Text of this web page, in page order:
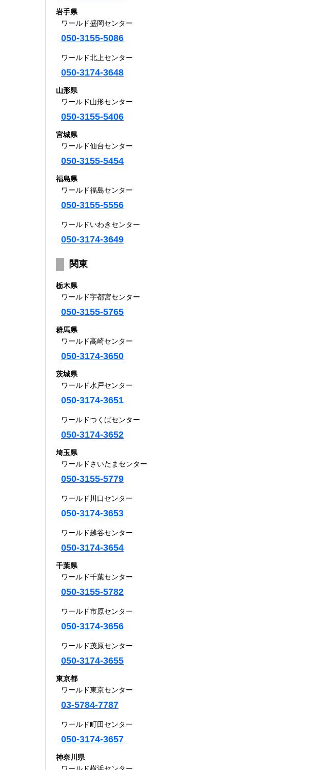
岩手県
ワールド盛岡センター
050-3155-5086
ワールド北上センター
050-3174-3648
山形県
ワールド山形センター
050-3155-5406
宮城県
ワールド仙台センター
050-3155-5454
福島県
ワールド福島センター
050-3155-5556
ワールドいわきセンター
050-3174-3649
関東
栃木県
ワールド宇都宮センター
050-3155-5765
群馬県
ワールド高崎センター
050-3174-3650
茨城県
ワールド水戸センター
050-3174-3651
ワールドつくばセンター
050-3174-3652
埼玉県
ワールドさいたまセンター
050-3155-5779
ワールド川口センター
050-3174-3653
ワールド越谷センター
050-3174-3654
千葉県
ワールド千葉センター
050-3155-5782
ワールド市原センター
050-3174-3656
ワールド茂原センター
050-3174-3655
東京都
ワールド東京センター
03-5784-7787
ワールド町田センター
050-3174-3657
神奈川県